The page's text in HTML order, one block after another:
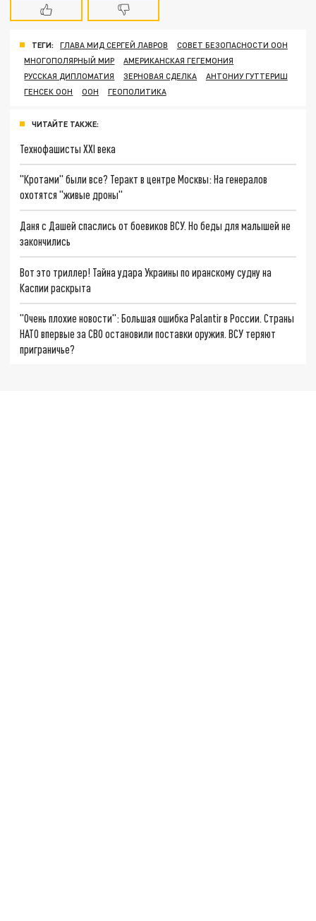
ТЕГИ: ГЛАВА МИД СЕРГЕЙ ЛАВРОВ
СОВЕТ БЕЗОПАСНОСТИ ООН
МНОГОПОЛЯРНЫЙ МИР
АМЕРИКАНСКАЯ ГЕГЕМОНИЯ
РУССКАЯ ДИПЛОМАТИЯ
ЗЕРНОВАЯ СДЕЛКА
АНТОНИУ ГУТТЕРИШ
ГЕНСЕК ООН
ООН ГЕОПОЛИТИКА
ЧИТАЙТЕ ТАКЖЕ:
Технофашисты XXI века
"Кротами" были все? Теракт в центре Москвы: На генералов
охотятся "живые дроны"
Даня с Дашей спаслись от боевиков ВСУ. Но беды для малышей не
закончились
Вот это триллер! Тайна удара Украины по иранскому судну на
Каспии раскрыта
"Очень плохие новости": Большая ошибка Palantir в России. Страны
НАТО впервые за СВО остановили поставки оружия. ВСУ теряют
приграничье?